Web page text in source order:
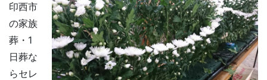
印西市
の家族
葬・1
日葬な
らセレ